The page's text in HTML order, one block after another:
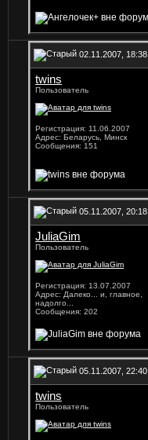
02.11.2007, 18:38
twins
Пользователь
Регистрация: 11.06.2007
Адрес: Беларусь, Минск
Сообщения: 151
05.11.2007, 20:18
JuliaGim
Пользователь
Регистрация: 13.07.2007
Адрес: Далеко... и, главное,
надолго...
Сообщения: 202
05.11.2007, 22:40
twins
Пользователь